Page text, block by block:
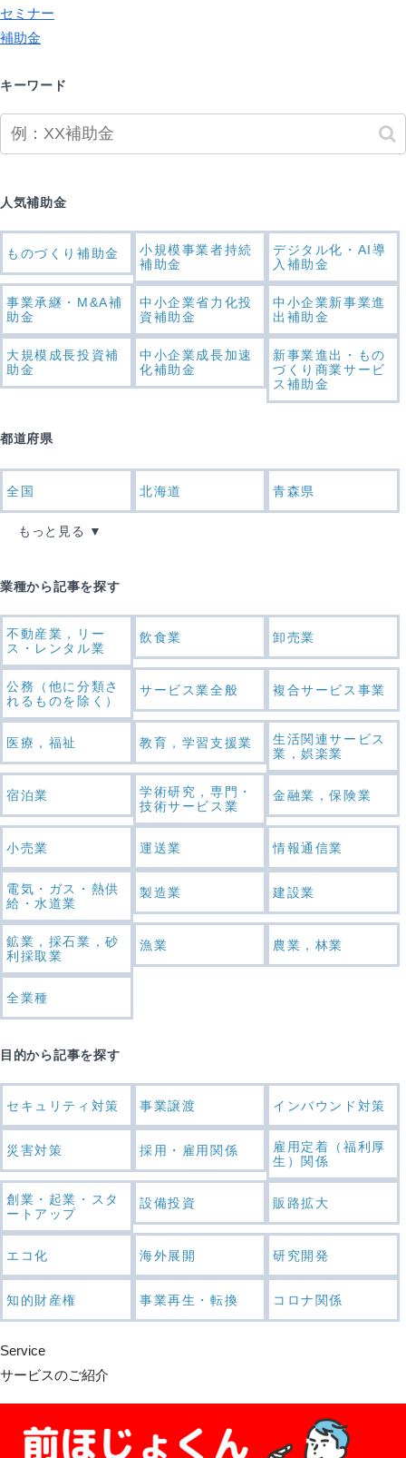
セミナー
補助金
キーワード
人気補助金
ものづくり補助金
小規模事業者持続
補助金
デジタル化・AI導
入補助金
事業承継・M&A補
助金
中小企業省力化投
資補助金
中小企業新事業進
出補助金
大規模成長投資補
助金
中小企業成長加速
化補助金
新事業進出・もの
づくり商業サービ
ス補助金
都道府県
全国 北海道 青森県
もっと見る
業種から記事を探す
不動産業，リー
ス・レンタル業
飲食業 卸売業
公務（他に分類さ
れるものを除く）
サービス業全般 複合サービス事業
医療，福祉 教育，学習支援業
生活関連サービス
業，娯楽業
宿泊業
学術研究，専門・
技術サービス業
金融業，保険業
小売業 運送業 情報通信業
電気・ガス・熱供
給・水道業
製造業 建設業
鉱業，採石業，砂
利採取業
漁業 農業，林業
全業種
目的から記事を探す
セキュリティ対策 事業譲渡 インバウンド対策
災害対策 採用・雇用関係
雇用定着（福利厚
生）関係
創業・起業・スタ
ートアップ
設備投資 販路拡大
エコ化 海外展開 研究開発
知的財産権 事業再生・転換 コロナ関係
Service
サービスのご紹介